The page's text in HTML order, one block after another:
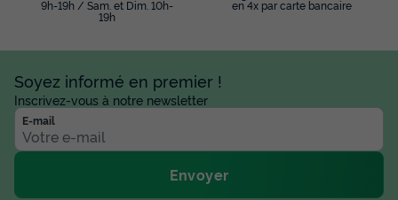
9h-19h / Sam. et Dim. 10h-
19h
en 4x par carte bancaire
Soyez informé en premier !
Inscrivez-vous à notre newsletter
E-mail
Envoyer